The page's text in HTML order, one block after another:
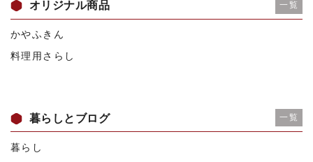
オリジナル商品 一覧
かやふきん
料理用さらし
暮らしとブログ 一覧
暮らし